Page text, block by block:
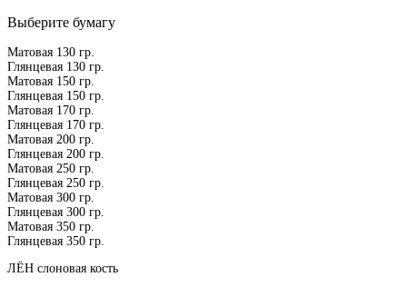
Выберите бумагу
Матовая 130 гр.
Глянцевая 130 гр.
Матовая 150 гр.
Глянцевая 150 гр.
Матовая 170 гр.
Глянцевая 170 гр.
Матовая 200 гр.
Глянцевая 200 гр.
Матовая 250 гр.
Глянцевая 250 гр.
Матовая 300 гр.
Глянцевая 300 гр.
Матовая 350 гр.
Глянцевая 350 гр.
ЛЁН слоновая кость